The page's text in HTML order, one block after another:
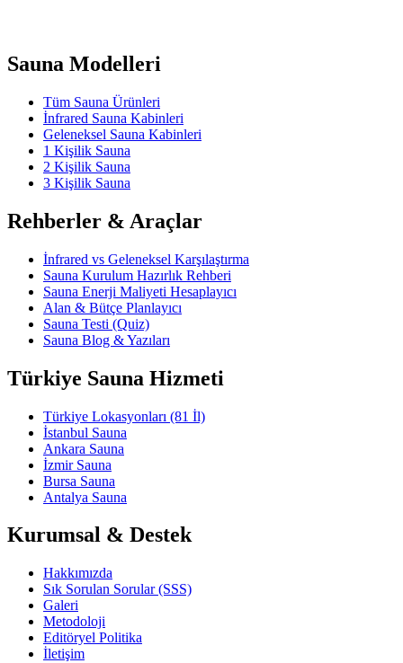
Sauna Modelleri
Tüm Sauna Ürünleri
İnfrared Sauna Kabinleri
Geleneksel Sauna Kabinleri
1 Kişilik Sauna
2 Kişilik Sauna
3 Kişilik Sauna
Rehberler & Araçlar
İnfrared vs Geleneksel Karşılaştırma
Sauna Kurulum Hazırlık Rehberi
Sauna Enerji Maliyeti Hesaplayıcı
Alan & Bütçe Planlayıcı
Sauna Testi (Quiz)
Sauna Blog & Yazıları
Türkiye Sauna Hizmeti
Türkiye Lokasyonları (81 İl)
İstanbul Sauna
Ankara Sauna
İzmir Sauna
Bursa Sauna
Antalya Sauna
Kurumsal & Destek
Hakkımızda
Sık Sorulan Sorular (SSS)
Galeri
Metodoloji
Editöryel Politika
İletişim